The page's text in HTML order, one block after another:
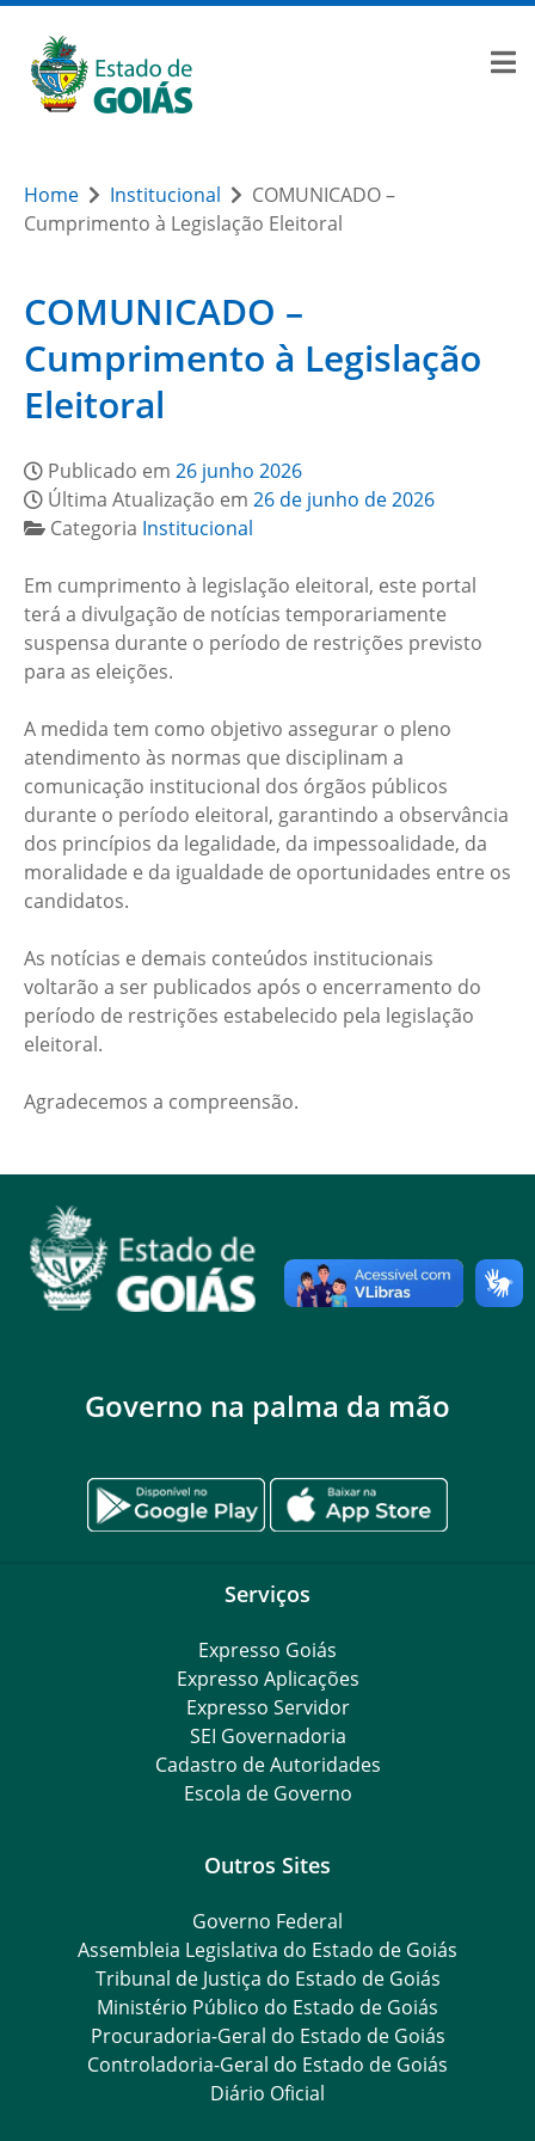
Home Institucional
COMUNICADO –
Cumprimento à Legislação Eleitoral
COMUNICADO –
Cumprimento à Legislação
Eleitoral
Publicado em 26 junho 2026
Última Atualização em 26 de junho de 2026
Categoria Institucional
Em cumprimento à legislação eleitoral, este portal
terá a divulgação de notícias temporariamente
suspensa durante o período de restrições previsto
para as eleições.
A medida tem como objetivo assegurar o pleno
atendimento às normas que disciplinam a
comunicação institucional dos órgãos públicos
durante o período eleitoral, garantindo a observância
dos princípios da legalidade, da impessoalidade, da
moralidade e da igualdade de oportunidades entre os
candidatos.
As notícias e demais conteúdos institucionais
voltarão a ser publicados após o encerramento do
período de restrições estabelecido pela legislação
eleitoral.
Agradecemos a compreensão.
Governo na palma da mão
Serviços
Expresso Goiás
Expresso Aplicações
Expresso Servidor
SEI Governadoria
Cadastro de Autoridades
Escola de Governo
Outros Sites
Governo Federal
Assembleia Legislativa do Estado de Goiás
Tribunal de Justiça do Estado de Goiás
Ministério Público do Estado de Goiás
Procuradoria-Geral do Estado de Goiás
Controladoria-Geral do Estado de Goiás
Diário Oficial